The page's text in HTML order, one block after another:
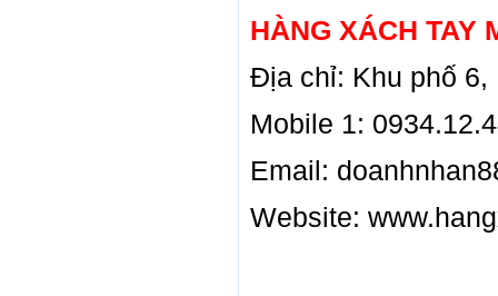
HÀNG XÁCH TAY
Địa chỉ: Khu phố 6,
Mobile 1:
Email:
Website: